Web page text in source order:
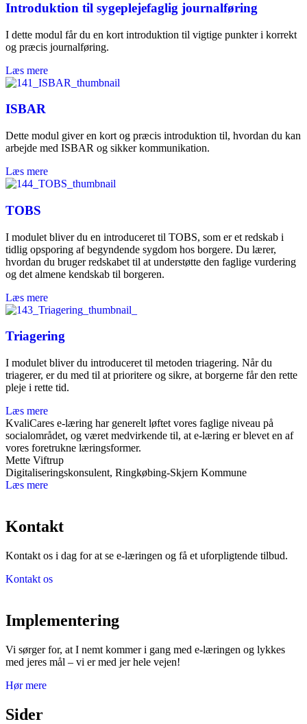
Introduktion til sygeplejefaglig journalføring
I dette modul får du en kort introduktion til vigtige punkter i korrekt
og præcis journalføring.
Læs mere
ISBAR
Dette modul giver en kort og præcis introduktion til, hvordan du kan
arbejde med ISBAR og sikker kommunikation.
Læs mere
TOBS
I modulet bliver du en introduceret til TOBS, som er et redskab i
tidlig opsporing af begyndende sygdom hos borgere. Du lærer,
hvordan du bruger redskabet til at understøtte den faglige vurdering
og det almene kendskab til borgeren.
Læs mere
Triagering
I modulet bliver du introduceret til metoden triagering. Når du
triagerer, er du med til at prioritere og sikre, at borgerne får den rette
pleje i rette tid.
Læs mere
KvaliCares e-læring har generelt løftet vores faglige niveau på
socialområdet, og været medvirkende til, at e-læring er blevet en af
vores foretrukne læringsformer.
Mette Viftrup
Digitaliseringskonsulent, Ringkøbing-Skjern Kommune
Læs mere
Kontakt
Kontakt os i dag for at se e-læringen og få et uforpligtende tilbud.
Kontakt os
Implementering
Vi sørger for, at I nemt kommer i gang med e-læringen og lykkes
med jeres mål – vi er med jer hele vejen!
Hør mere
Sider